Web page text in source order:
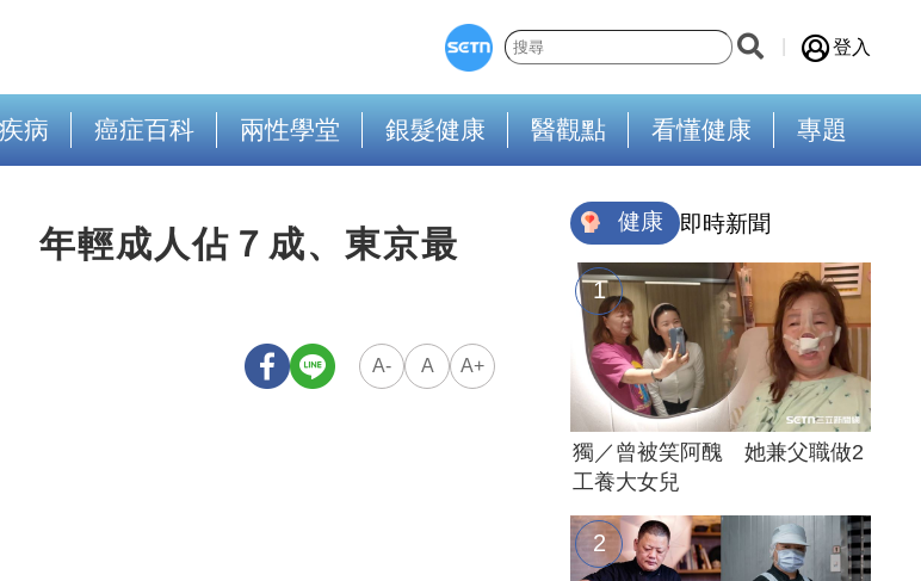
登入
病 癌症百科 兩性學堂 銀髮健康 醫觀點 看懂健康 專題
年輕成人佔７成、東京最
A- A A+
健康 即時新聞
獨／曾被笑阿醜 她兼父職做2
工養大女兒